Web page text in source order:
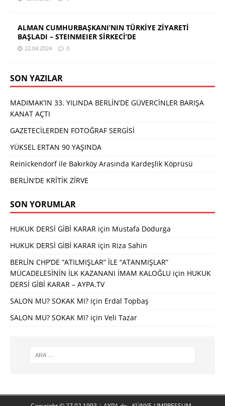
ALMAN CUMHURBAŞKANI’NIN TÜRKİYE ZİYARETİ
BAŞLADI – STEINMEIER SİRKECİ’DE
22.04.2024 0
SON YAZILAR
MADIMAK’IN 33. YILINDA BERLİN’DE GÜVERCİNLER BARIŞA
KANAT AÇTI
GAZETECİLERDEN FOTOĞRAF SERGİSİ
YÜKSEL ERTAN 90 YAŞINDA
Reinickendorf ile Bakırköy Arasında Kardeşlik Köprüsü
BERLİN’DE KRİTİK ZİRVE
SON YORUMLAR
HUKUK DERSİ GİBİ KARAR için Mustafa Dodurga
HUKUK DERSİ GİBİ KARAR için Riza Sahin
BERLİN CHP’DE “ATILMIŞLAR” İLE “ATANMIŞLAR”
MÜCADELESİNİN İLK KAZANANI İMAM KALOĞLU için HUKUK
DERSİ GİBİ KARAR – AYPA.TV
SALON MU? SOKAK MI? için Erdal Topbaş
SALON MU? SOKAK MI? için Veli Tazar